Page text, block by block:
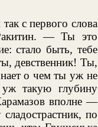
с первого слова
— Ты это
стало быть, тебе
девственник! Ты,
о чем ты уж не
уж такую глубину
вполне —
по